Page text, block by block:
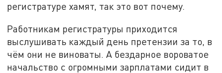
регистратуре хамят, так это вот почему.
Работникам регистратуры приходится
выслушивать каждый день претензии за то, в
чём они не виноваты. А бездарное вороватое
начальство с огромными зарплатами сидит в